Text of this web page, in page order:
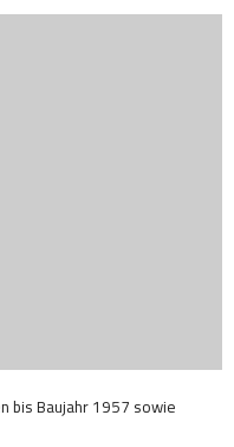
bis Baujahr 1957 sowie